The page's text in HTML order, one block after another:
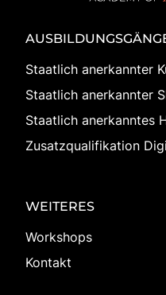
Staatlich anerkannter
Staatlich anerkannter
Staatlich anerkanntes
Zusatzqualifikation
WEITERES
Workshops
Kontakt